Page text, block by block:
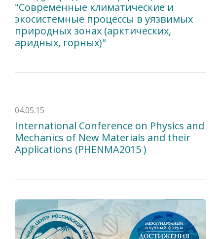
"Современные климатические и
экосистемные процессы в уязвимых
природных зонах (арктических,
аридных, горных)"
04.05.15
International Conference on Physics and
Mechanics of New Materials and their
Applications (PHENMA2015 )